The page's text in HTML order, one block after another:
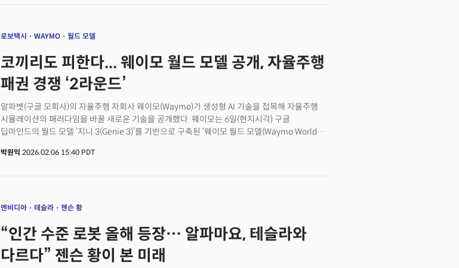
모멘텀이 되고 있다. 시장조사업체 트렌드포스는 위성 네트워크와 AI 인프라, 우주 응용 서비스가
전망했다.스페이스X는 xAI를 인수하며 AI 모델 그록(Grok), SNS 플랫폼 X, 데이터센터 역량을
하나의 생태계로 통합했다. 여기에 스타링크 위성망과 우주 기반 데이터센터인 '테라팹
(Terafab)' 구축 계획까지 추진하고 있다. 우주 공간이 데이터 저장과 AI 연산, 글로벌 연결망의
올해 행사는 AI·위성·모빌리티·헬스케어가 하나의 인프라 위에서 연결되는 모습을 보여주는 데
초점이 맞춰져 있다.👉 혁신을 상장하다: 포드에서 스페이스X까지 산업 전환의 기록🚀 더밀크
멤버 가입하고 주 3~4회 뷰스레터 무료로 받아보기
로보택시 WAYMO 월드 모델
코끼리도 피한다... 웨이모 월드 모델 공개, 자율주행
패권 경쟁 ‘2라운드’
알파벳(구글 모회사)의 자율주행 자회사 웨이모(Waymo)가 생성형 AI 기술을 접목해 자율주행
시뮬레이션의 패러다임을 바꿀 새로운 기술을 공개했다. 웨이모는 6일(현지시각) 구글
딥마인드의 월드 모델 ‘지니 3(Genie 3)’를 기반으로 구축된 ‘웨이모 월드 모델(Waymo World
AI가 만든 가상 세계에서 주행 지능을 고도화하겠다는 선언으로 풀이된다. 웨이모의 새로운
박원익 2026.02.06 15:40 PDT
엔비디아 테슬라 젠슨 황
“인간 수준 로봇 올해 등장… 알파마요, 테슬라와
다르다” 젠슨 황이 본 미래